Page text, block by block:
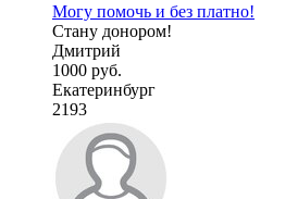
Могу помочь и без платно!
Стану донором!
Дмитрий
1000 руб.
Екатеринбург
2193